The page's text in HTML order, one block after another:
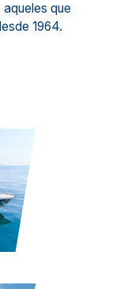
que
1964.